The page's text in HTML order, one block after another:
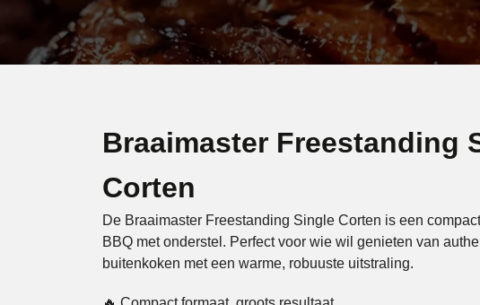
Braaimaster Freestanding
Corten
De Braaimaster Freestanding Single Corten is een
BBQ met onderstel. Perfect voor wie wil genieten van
buitenkoken met een warme, robuuste uitstraling.